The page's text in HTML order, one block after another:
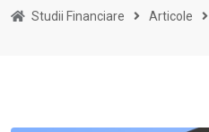
Studii Financiare Articole